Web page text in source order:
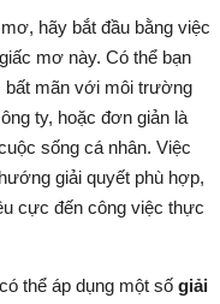
hãy bắt đầu bằng việc
mơ này. Có thể bạn
bất mãn với môi trường
ty, hoặc đơn giản là
sống cá nhân. Việc
giải quyết phù hợp,
cực đến công việc thực
thể áp dụng một số giải